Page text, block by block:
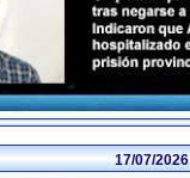
17/07/2026